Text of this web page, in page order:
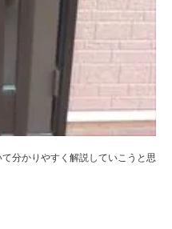
分かりやすく解説していこうと思